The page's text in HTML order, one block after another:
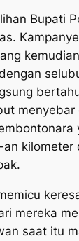
Bupati
kilometer
mereka
saat itu